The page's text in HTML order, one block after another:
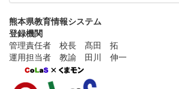
熊本県教育情報システム
登録機関
管理責任者 校長 髙田 拓
運用担当者 教諭 田川 伸一